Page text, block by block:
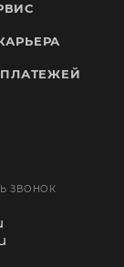
ЗВОНОК